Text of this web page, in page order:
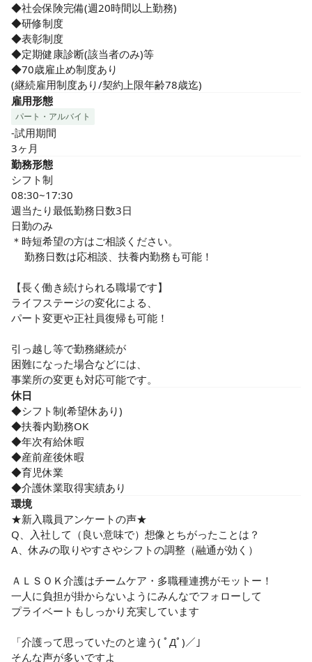
困った時や分からないことがあった時は
すぐに相談できるので安心です◎
◆社会保険完備(週20時間以上勤務)
◆研修制度
◆表彰制度
◆定期健康診断(該当者のみ)等
◆70歳雇止め制度あり
(継続雇用制度あり/契約上限年齢78歳迄)
雇用形態
パート・アルバイト
-試用期間
3ヶ月
勤務形態
シフト制
08:30~17:30
週当たり最低勤務日数3日
日勤のみ
＊時短希望の方はご相談ください。
勤務日数は応相談、扶養内勤務も可能！
【長く働き続けられる職場です】
ライフステージの変化による、
パート変更や正社員復帰も可能！
引っ越し等で勤務継続が
困難になった場合などには、
事業所の変更も対応可能です。
休日
◆シフト制(希望休あり)
◆扶養内勤務OK
◆年次有給休暇
◆産前産後休暇
◆育児休業
◆介護休業取得実績あり
環境
★新入職員アンケートの声★
Q、入社して（良い意味で）想像とちがったことは？
A、休みの取りやすさやシフトの調整（融通が効く）
ＡＬＳＯＫ介護はチームケア・多職種連携がモットー！
一人に負担が掛からないようにみんなでフォローして
プライベートもしっかり充実しています
「介護って思っていたのと違う( ﾟДﾟ)／」
そんな声が多いですよ